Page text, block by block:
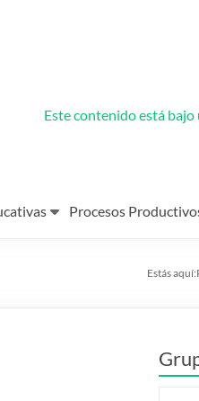
Este contenido está bajo
Procesos
Estás aquí: